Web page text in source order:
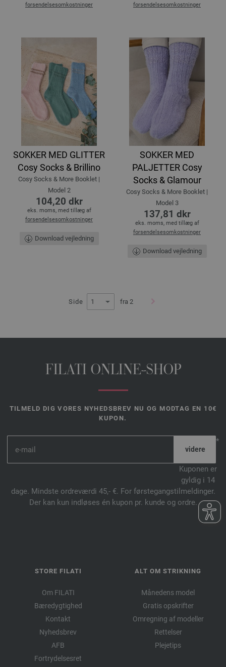
forsendelsesomkostninger
forsendelsesomkostninger
SOKKER MED GLITTER
Cosy Socks & Brillino
Cosy Socks & More Booklet |
Model 2
104,20 dkr
eks. moms, med tillæg af
forsendelsesomkostninger
Download vejledning
SOKKER MED
PALJETTER Cosy
Socks & Glamour
Cosy Socks & More Booklet |
Model 3
137,81 dkr
eks. moms, med tillæg af
forsendelsesomkostninger
Download vejledning
Side fra 2
FILATI ONLINE-SHOP
TILMELD DIG VORES NYHEDSBREV NU OG MODTAG EN 10€
KUPON.
*
Kuponen er
gyldig i 14
dage. Mindste ordreværdi 45,- €. For førstegangstilmeldinger.
Der kan kun indløses én kupon pr. kunde og ordre.
STORE FILATI
Om FILATI
Bæredygtighed
Kontakt
Nyhedsbrev
AFB
Fortrydelsesret
ALT OM STRIKNING
Månedens model
Gratis opskrifter
Omregning af modeller
Rettelser
Plejetips